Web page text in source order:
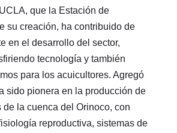
que la Estación de
su creación, ha contribuido de
en el desarrollo del sector,
tecnología y también
para los acuicultores. Agregó
sido pionera en la producción de
de la cuenca del Orinoco, con
reproductiva, sistemas de